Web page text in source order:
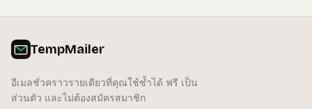
TempMailer
อีเมลชั่วคราวรายเดียวที่คุณใช้ซ้ำได้ ฟรี เป็น
ส่วนตัว และไม่ต้องสมัครสมาชิก